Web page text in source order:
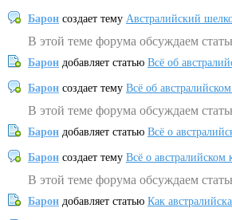
Барон создает тему Австралийский
В этой теме форума обсуждаем
Барон добавляет статью Всё об
Барон создает тему Всё об австралийском
В этой теме форума обсуждаем
Барон добавляет статью Всё о
Барон создает тему Всё о австралийском
В этой теме форума обсуждаем
Барон добавляет статью Как